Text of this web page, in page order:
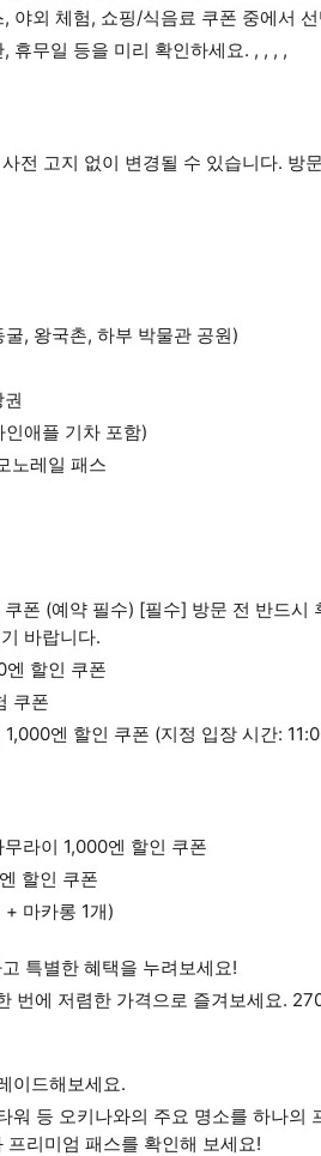
야외 체험, 쇼핑/식음료 쿠폰 중에서
휴무일 등을 미리 확인하세요. , , , ,
전 고지 없이 변경될 수 있습니다. 방
, 왕국촌, 하부 박물관 공원)
애플 기차 포함)
노레일 패스
폰 (예약 필수) [필수] 방문 전 반드시
바랍니다.
할인 쿠폰
쿠폰
엔 할인 쿠폰 (지정 입장 시간:
라이 1,000엔 할인 쿠폰
할인 쿠폰
마카롱 1개)
특별한 혜택을 누려보세요!
번에 저렴한 가격으로 즐겨보세요.
이드해보세요.
워 등 오키나와의 주요 명소를 하나의
리미엄 패스를 확인해 보세요!